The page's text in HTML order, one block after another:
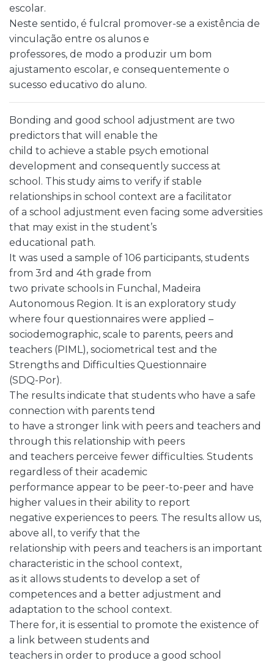
escolar.
Neste sentido, é fulcral promover-se a existência de
vinculação entre os alunos e
professores, de modo a produzir um bom
ajustamento escolar, e consequentemente o
sucesso educativo do aluno.
Bonding and good school adjustment are two
predictors that will enable the
child to achieve a stable psych emotional
development and consequently success at
school. This study aims to verify if stable
relationships in school context are a facilitator
of a school adjustment even facing some adversities
that may exist in the student’s
educational path.
It was used a sample of 106 participants, students
from 3rd and 4th grade from
two private schools in Funchal, Madeira
Autonomous Region. It is an exploratory study
where four questionnaires were applied –
sociodemographic, scale to parents, peers and
teachers (PIML), sociometrical test and the
Strengths and Difficulties Questionnaire
(SDQ-Por).
The results indicate that students who have a safe
connection with parents tend
to have a stronger link with peers and teachers and
through this relationship with peers
and teachers perceive fewer difficulties. Students
regardless of their academic
performance appear to be peer-to-peer and have
higher values in their ability to report
negative experiences to peers. The results allow us,
above all, to verify that the
relationship with peers and teachers is an important
characteristic in the school context,
as it allows students to develop a set of
competences and a better adjustment and
adaptation to the school context.
There for, it is essential to promote the existence of
a link between students and
teachers in order to produce a good school